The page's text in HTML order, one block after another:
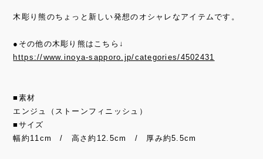
木彫り熊のちょっと新しい発想のオシャレなアイテムです。
●その他の木彫り熊はこちら↓
https://www.inoya-sapporo.jp/categories/4502431
■素材
エンジュ（ストーンフィニッシュ）
■サイズ
幅約11cm / 高さ約12.5cm / 厚み約5.5cm